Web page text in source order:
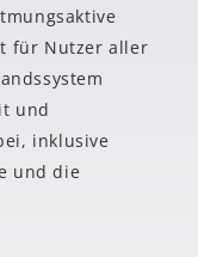
für Nutzer aller
und
inklusive
und die